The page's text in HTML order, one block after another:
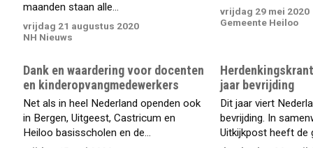
maanden staan alle...
vrijdag 21 augustus 2020
NH Nieuws
vrijdag 29 mei 2020
Gemeente Heiloo
Dank en waardering voor docenten
en kinderopvangmedewerkers
Net als in heel Nederland openden ook
in Bergen, Uitgeest, Castricum en
Heiloo basisscholen en de...
jaar bevrijding
Dit jaar viert
bevrijding. In
Uitkijkpost heeft de